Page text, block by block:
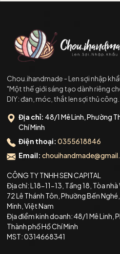
Chou.ihandmade - Len sợi nhập
"Một thế giới sáng tạo dành riêng
DIY: đan, móc, thắt len sợi thủ
Địa chỉ: 48/1 Mê Linh, Phường
Chí Minh
Điện thoại: 0355618846
Email:
CÔNG TY TNHH SEN CAPITAL
Địa chỉ: L18-11-13, Tầng 18, Tòa
72 Lê Thánh Tôn, Phường Bến
Minh, Việt Nam
Địa điểm kinh doanh: 48/1 Mê Linh,
Thành phố Hồ Chí Minh
MST: 0314668341